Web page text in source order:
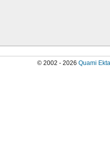
© 2002 - 2026 Quami